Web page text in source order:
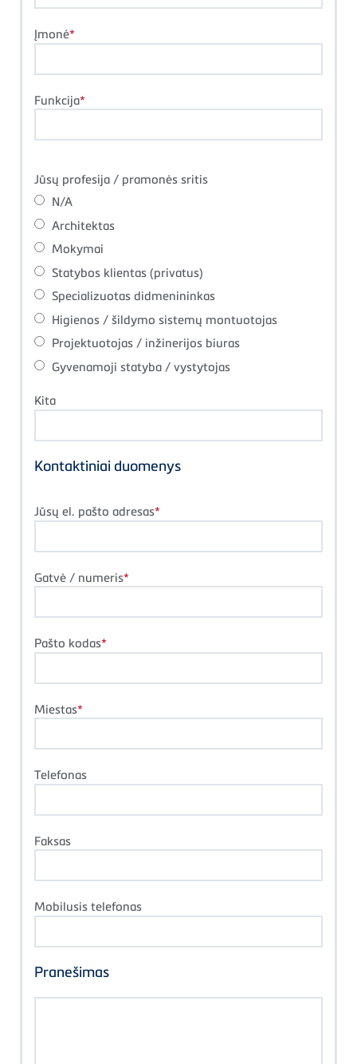
Įmonė
Funkcija
Jūsų profesija / pramonės sritis
N/A
Architektas
Mokymai
Statybos klientas (privatus)
Specializuotas didmenininkas
Higienos / šildymo sistemų montuotojas
Projektuotojas / inžinerijos biuras
Gyvenamoji statyba / vystytojas
Kita
Kontaktiniai duomenys
Jūsų el. pašto adresas
Gatvė / numeris
Pašto kodas
Miestas
Telefonas
Faksas
Mobilusis telefonas
Pranešimas